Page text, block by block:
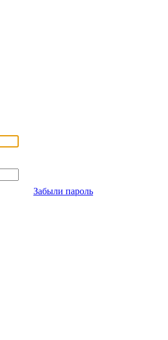
Забыли пароль